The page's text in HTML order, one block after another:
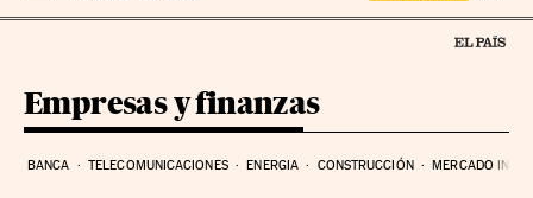
Empresas y finanzas
BANCA TELECOMUNICACIONES ENERGIA CONSTRUCCIÓN MERCADO